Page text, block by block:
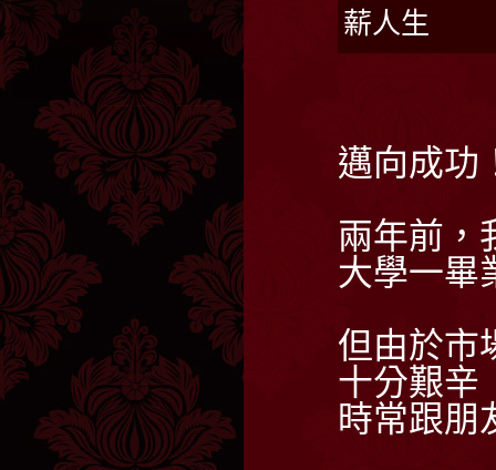
薪人生
邁向成功
兩年前，
大學一畢
但由於市
十分艱辛
時常跟